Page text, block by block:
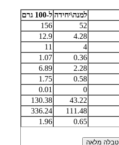
למנה\יחידה ל-100 גרם
52
156
4.28
12.9
4
11
0.36
1.07
2.28
6.89
0.58
1.75
0
0.01
43.22
130.38
111.48
336.24
0.65
1.96